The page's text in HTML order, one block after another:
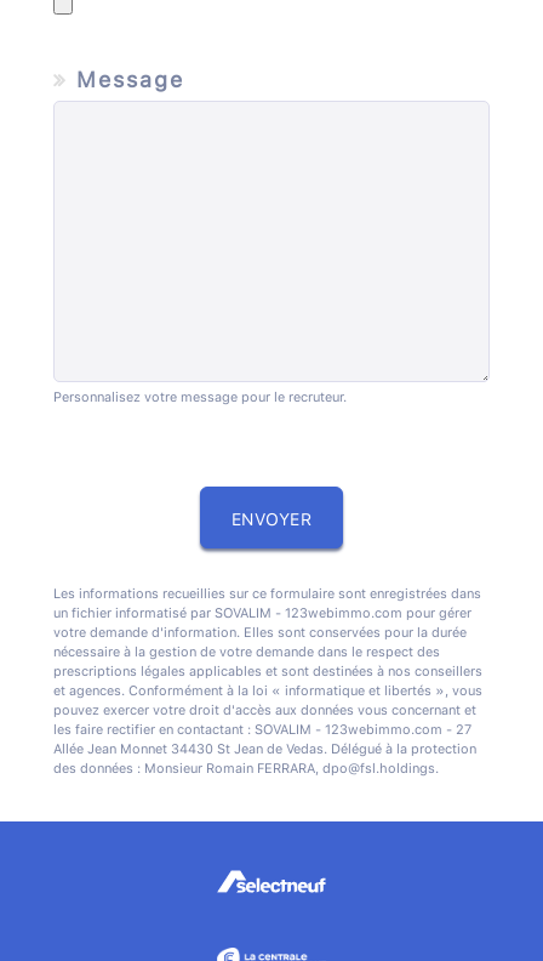
Message
Personnalisez votre message pour le recruteur.
Les informations recueillies sur ce formulaire sont enregistrées dans
un fichier informatisé par SOVALIM - 123webimmo.com pour gérer
votre demande d'information. Elles sont conservées pour la durée
nécessaire à la gestion de votre demande dans le respect des
prescriptions légales applicables et sont destinées à nos conseillers
et agences. Conformément à la loi « informatique et libertés », vous
pouvez exercer votre droit d'accès aux données vous concernant et
les faire rectifier en contactant : SOVALIM - 123webimmo.com - 27
Allée Jean Monnet 34430 St Jean de Vedas. Délégué à la protection
des données : Monsieur Romain FERRARA, dpo@fsl.holdings.